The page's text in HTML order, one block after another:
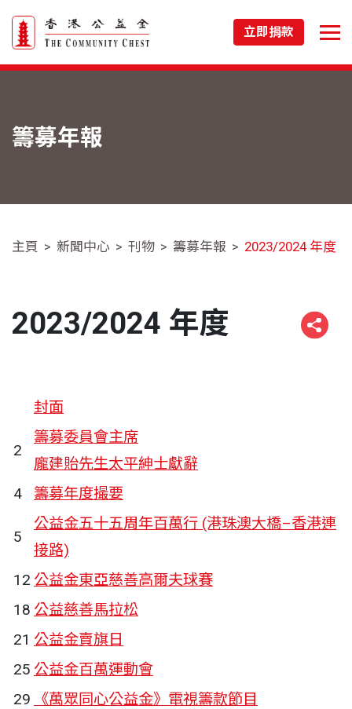
立即捐款
籌募年報
主頁 新聞中心 刊物 籌募年報 2023/2024 年度
2023/2024 年度
封面
2
籌募委員會主席
龐建貽先生太平紳士獻辭
4
籌募年度撮要
5
公益金五十五周年百萬行 (港珠澳大橋–香港連
接路)
12 公益金東亞慈善高爾夫球賽
18 公益慈善馬拉松
21 公益金賣旗日
25 公益金百萬運動會
29
《萬眾同心公益金》電視籌款節目